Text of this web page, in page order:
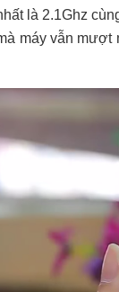
là 2.1Ghz
máy vẫn